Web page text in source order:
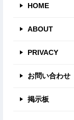
HOME
ABOUT
PRIVACY
お問い合わせ
掲示板